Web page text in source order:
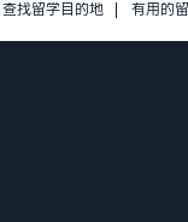
查找留学目的地 有用的